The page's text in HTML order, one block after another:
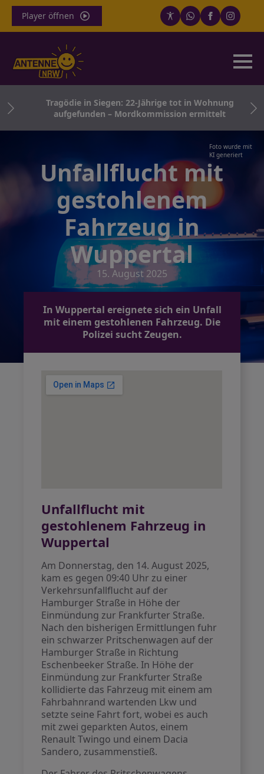
Player öffnen
Tragödie in Siegen: 22-Jährige tot in Wohnung
aufgefunden – Mordkommission ermittelt
Foto wurde mit
KI generiert
Unfallflucht mit
gestohlenem
Fahrzeug in
Wuppertal
15. August 2025
In Wuppertal ereignete sich ein Unfall
mit einem gestohlenen Fahrzeug. Die
Polizei sucht Zeugen.
Unfallflucht mit
gestohlenem Fahrzeug in
Wuppertal
Am Donnerstag, den 14. August 2025,
kam es gegen 09:40 Uhr zu einer
Verkehrsunfallflucht auf der
Hamburger Straße in Höhe der
Einmündung zur Frankfurter Straße.
Nach den bisherigen Ermittlungen fuhr
ein schwarzer Pritschenwagen auf der
Hamburger Straße in Richtung
Eschenbeeker Straße. In Höhe der
Einmündung zur Frankfurter Straße
kollidierte das Fahrzeug mit einem am
Fahrbahnrand wartenden Lkw und
setzte seine Fahrt fort, wobei es auch
mit zwei geparkten Autos, einem
Renault Twingo und einem Dacia
Sandero, zusammenstieß.